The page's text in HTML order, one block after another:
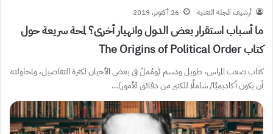
أرشيف المجلة التقنية 26 أكتوبر، 2019
ما أسباب استقرار بعض الدول وانهيار أخرى؟ لمحة سريعة حول
كتاب The Origins of Political Order
كتاب صعب المراس، طويل ودسم (ومُملّ في بعض الأحيان لكثرة التفاصيل، ولمحاولته
أن يكون أكاديميًا/ شاملًا للكثير من دقائق الأمور)…